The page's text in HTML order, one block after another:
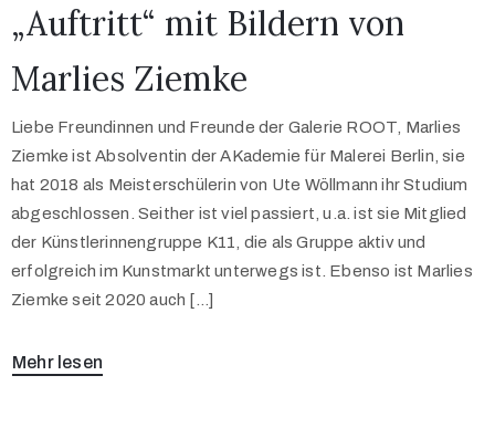
„Auftritt“ mit Bildern von
Marlies Ziemke
Liebe Freundinnen und Freunde der Galerie ROOT, Marlies
Ziemke ist Absolventin der AKademie für Malerei Berlin, sie
hat 2018 als Meisterschülerin von Ute Wöllmann ihr Studium
abgeschlossen. Seither ist viel passiert, u.a. ist sie Mitglied
der Künstlerinnengruppe K11, die als Gruppe aktiv und
erfolgreich im Kunstmarkt unterwegs ist. Ebenso ist Marlies
Ziemke seit 2020 auch […]
Mehr lesen